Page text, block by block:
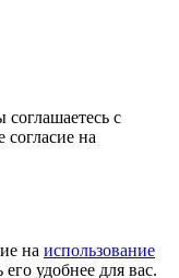
с
согласие на
на использование
удобнее для вас.